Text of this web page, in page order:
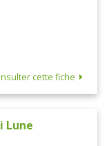
cette fiche
Lune